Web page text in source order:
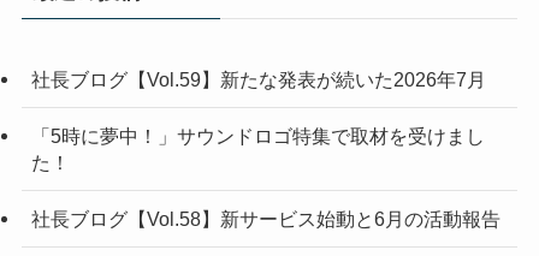
社長ブログ【Vol.59】新たな発表が続いた2026年7月
「5時に夢中！」サウンドロゴ特集で取材を受けまし
た！
社長ブログ【Vol.58】新サービス始動と6月の活動報告